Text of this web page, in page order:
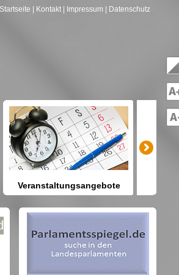
Startseite | Kontakt | Impressum | Datenschutz
Veranstaltungsangebote
Sie Berlin und seine Angebote?
nach Gruppen--->hier drücken